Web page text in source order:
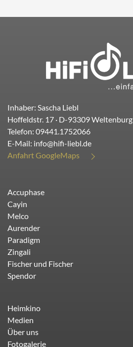
Inhaber: Sascha Liebl
Hoffeldstr. 17 · D-93309Weltenburg
Telefon: 09441.1752066
E-Mail: info@hifi-liebl.de
Anfahrt GoogleMaps
Accuphase
Cayin
Melco
Aurender
Paradigm
Zingali
Fischer und Fischer
Spendor
Heimkino
Medien
Über uns
Fotogalerie